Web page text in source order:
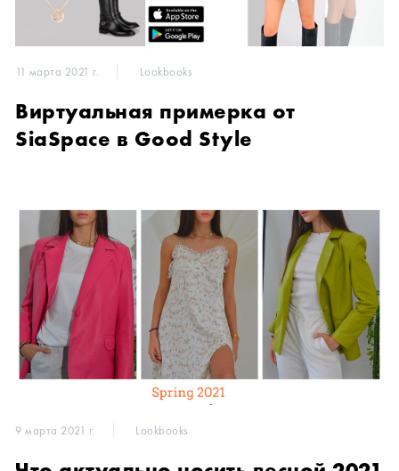
11 марта 2021 г. Lookbooks
Виртуальная примерка от
SiaSpace в Good Style
9 марта 2021 г. Lookbooks